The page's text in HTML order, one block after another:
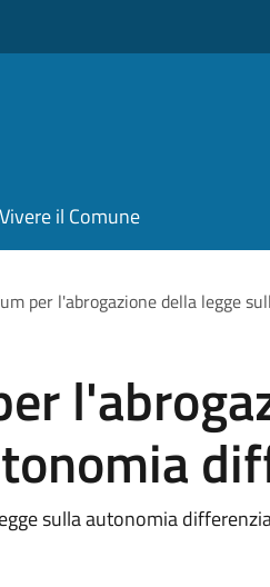
Vivere il Comune
per l'abrogazione della legge
sulla autonomia